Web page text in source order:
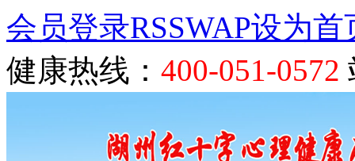
会员登录RSSWAP设为首
健康热线： 400-051-0572